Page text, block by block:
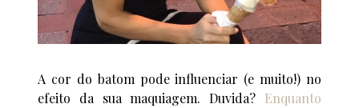
A cor do batom pode influenciar (e muito!) no
efeito da sua maquiagem. Duvida? Enquanto